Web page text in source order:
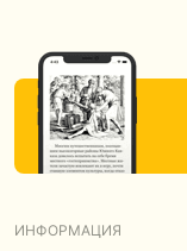
ИНФОРМАЦИЯ